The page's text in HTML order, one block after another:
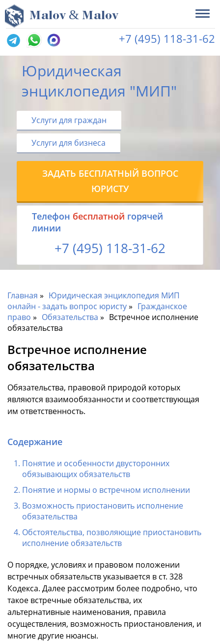
Malov & Malov
+7 (495) 118-31-62
Юридическая
энциклопедия "МИП"
Услуги для граждан
Услуги для бизнеса
ЗАДАТЬ БЕСПЛАТНЫЙ ВОПРОС
ЮРИСТУ
Tелефон бесплатной горячей
линии
+7 (495) 118-31-62
Главная
Юридическая энциклопедия МИП
онлайн - задать вопрос юристу
Гражданское
право
Обязательства
Встречное исполнение
обязательства
Встречное исполнение
обязательства
Обязательства, правовой природой которых
являются взаимообязанности и соответствующая
им ответственность.
Содержание
Понятие и особенности двусторонних
обязывающих обязательств
Понятие и нормы о встречном исполнении
Возможность приостановить исполнение
обязательства
Обстоятельства, позволяющие приостановить
исполнение обязательств
О порядке, условиях и правовом положении
встречных обязательств указывается в ст. 328
Кодекса. Далее рассмотрим более подробно, что
такое встречные обязательства, их
альтернативные наименования, правила
осуществления, возможность приостановления, и
многие другие нюансы.